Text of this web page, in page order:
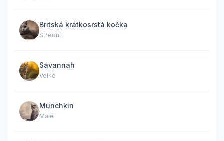
Britská krátkosrstá kočka
Střední
Savannah
Velké
Munchkin
Malé